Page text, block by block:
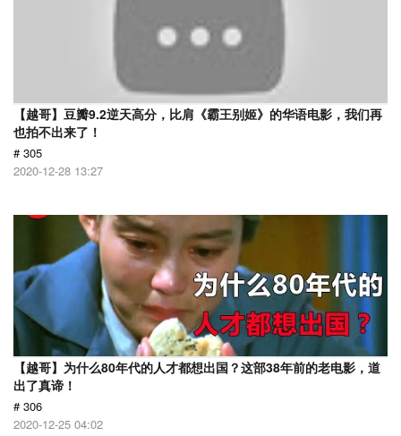
【越哥】豆瓣9.2逆天高分，比肩《霸王别姬》的华语电影，我们再
也拍不出来了！
# 305
2020-12-28 13:27
【越哥】为什么80年代的人才都想出国？这部38年前的老电影，道
出了真谛！
# 306
2020-12-25 04:02